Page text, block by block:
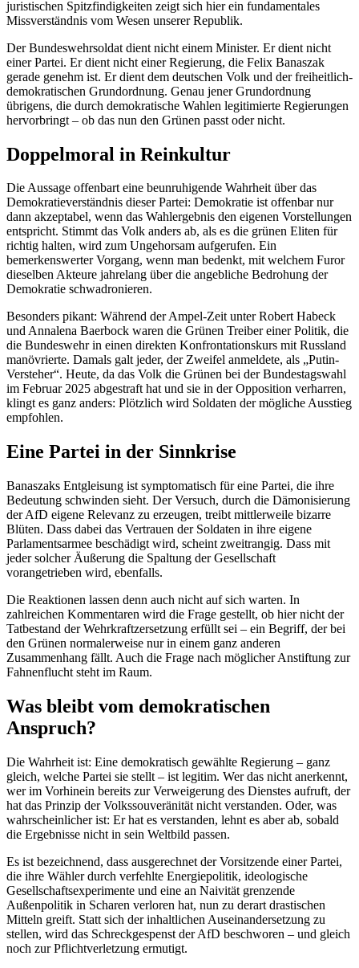
juristischen Spitzfindigkeiten zeigt sich hier ein fundamentales
Missverständnis vom Wesen unserer Republik.
Der Bundeswehrsoldat dient nicht einem Minister. Er dient nicht
einer Partei. Er dient nicht einer Regierung, die Felix Banaszak
gerade genehm ist. Er dient dem deutschen Volk und der freiheitlich-
demokratischen Grundordnung. Genau jener Grundordnung
übrigens, die durch demokratische Wahlen legitimierte Regierungen
hervorbringt – ob das nun den Grünen passt oder nicht.
Doppelmoral in Reinkultur
Die Aussage offenbart eine beunruhigende Wahrheit über das
Demokratieverständnis dieser Partei: Demokratie ist offenbar nur
dann akzeptabel, wenn das Wahlergebnis den eigenen Vorstellungen
entspricht. Stimmt das Volk anders ab, als es die grünen Eliten für
richtig halten, wird zum Ungehorsam aufgerufen. Ein
bemerkenswerter Vorgang, wenn man bedenkt, mit welchem Furor
dieselben Akteure jahrelang über die angebliche Bedrohung der
Demokratie schwadronieren.
Besonders pikant: Während der Ampel-Zeit unter Robert Habeck
und Annalena Baerbock waren die Grünen Treiber einer Politik, die
die Bundeswehr in einen direkten Konfrontationskurs mit Russland
manövrierte. Damals galt jeder, der Zweifel anmeldete, als „Putin-
Versteher“. Heute, da das Volk die Grünen bei der Bundestagswahl
im Februar 2025 abgestraft hat und sie in der Opposition verharren,
klingt es ganz anders: Plötzlich wird Soldaten der mögliche Ausstieg
empfohlen.
Eine Partei in der Sinnkrise
Banaszaks Entgleisung ist symptomatisch für eine Partei, die ihre
Bedeutung schwinden sieht. Der Versuch, durch die Dämonisierung
der AfD eigene Relevanz zu erzeugen, treibt mittlerweile bizarre
Blüten. Dass dabei das Vertrauen der Soldaten in ihre eigene
Parlamentsarmee beschädigt wird, scheint zweitrangig. Dass mit
jeder solcher Äußerung die Spaltung der Gesellschaft
vorangetrieben wird, ebenfalls.
Die Reaktionen lassen denn auch nicht auf sich warten. In
zahlreichen Kommentaren wird die Frage gestellt, ob hier nicht der
Tatbestand der Wehrkraftzersetzung erfüllt sei – ein Begriff, der bei
den Grünen normalerweise nur in einem ganz anderen
Zusammenhang fällt. Auch die Frage nach möglicher Anstiftung zur
Fahnenflucht steht im Raum.
Was bleibt vom demokratischen
Anspruch?
Die Wahrheit ist: Eine demokratisch gewählte Regierung – ganz
gleich, welche Partei sie stellt – ist legitim. Wer das nicht anerkennt,
wer im Vorhinein bereits zur Verweigerung des Dienstes aufruft, der
hat das Prinzip der Volkssouveränität nicht verstanden. Oder, was
wahrscheinlicher ist: Er hat es verstanden, lehnt es aber ab, sobald
die Ergebnisse nicht in sein Weltbild passen.
Es ist bezeichnend, dass ausgerechnet der Vorsitzende einer Partei,
die ihre Wähler durch verfehlte Energiepolitik, ideologische
Gesellschaftsexperimente und eine an Naivität grenzende
Außenpolitik in Scharen verloren hat, nun zu derart drastischen
Mitteln greift. Statt sich der inhaltlichen Auseinandersetzung zu
stellen, wird das Schreckgespenst der AfD beschworen – und gleich
noch zur Pflichtverletzung ermutigt.